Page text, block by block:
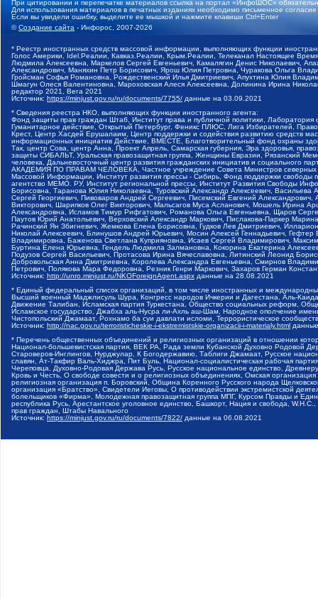
При цитировании и перепечатке материалов ссылка на портал «ИнфоШОС»
Для использования материалов в печатных изданиях необходимо письменное
Если вы увидели ошибку, выделите ее мышкой и нажмите клавиши Ctrl+Enter
©Создание сайта - Инфорос, 2007-2026
* Реестр иностранных средств массовой информации, выполняющих функции
Голос Америки, Idel.Реалии, Кавказ.Реалии, Крым.Реалии, Телеканал Настоящее
Людмила Алексеевна, Маркелов Сергей Евгеньевич, Камалягин Денис Николаевич,
Александрович, Маняхин Петр Борисович, Ярош Юлия Петровна, Чуракова Ольга
Гройсман Софья Романовна, Рождественский Илья Дмитриевич, Апухтина Юлия
Шмагун Олеся Валентиновна, Мароховская Алеся Алексеевна, Долинина Ирина
редактор 2021, Вега 2021
Источник: https://minjust.gov.ru/ru/documents/7755/ данные на 03.09.2021
* Сведения реестра НКО, выполняющих функции иностранного агента:
Фонд защиты прав граждан Штаб, Институт права и публичной политики,
Гуманитарное действие, Открытый Петербург, Феникс ПЛЮС, Лига Избирателей,
Крест, Центр Хасдей Ерушалаим, Центр поддержки и содействия развитию средств
информационных инициатив Действие, ВМЕСТЕ, Благотворительный фонд охраны
Так, центр Сова, центр Анна, Проект Апрель, Самарская губерния, Эра здоровья,
защиты СИБАЛЬТ, Уральская правозащитная группа, Женщины Евразии, Рязанский
человека, Дальневосточный центр развития гражданских инициатив и социального
АКАДЕМИЯ ПО ПРАВАМ ЧЕЛОВЕКА, Частное учреждение Совета Министров северных
Массовой Информации, Институт развития прессы - Сибирь, Фонд поддержки
агентство МЕМО. РУ, Институт региональной прессы, Институт Развития Свободы
Борисовна, Таранова Юлия Николаевна, Туровский Александр Алексеевич,
Сергей Георгиевич, Пивоваров Андрей Сергеевич, Писемский Евгений
Викторович, Шарипков Олег Викторович, Мальсагов Муса Асланович, Мошель Ирина
Александровна, Исламов Тимур Рифгатович, Романова Ольга Евгеньевна, Щаров
Паутов Юрий Анатольевич, Верховский Александр Маркович, Пислакова-Паркер
Рачинский Ян Збигневич, Жемкова Елена Борисовна, Гудков Лев Дмитриевич,
Николай Алексеевич, Блинушов Андрей Юрьевич, Мосин Алексей Геннадьевич,
Владимировна, Баженова Светлана Куприяновна, Исаев Сергей Владимирович,
Буртина Елена Юрьевна, Гендель Людмила Залмановна, Кокорина Екатерина
Подузов Сергей Васильевич, Протасова Ирина Вячеславовна, Литинский Леонид
Добровольская Анна Дмитриевна, Королева Александра Евгеньевна, Смирнов
Петрович, Полякова Мара Федоровна, Резник Генри Маркович, Захаров Герман
Источник: http://unro.minjust.ru/NKOForeignAgent.aspx данные на 28.08.2021
* Единый федеральный список организаций, в том числе иностранных и
Высший военный Маджлисуль Шура, Конгресс народов Ичкерии и Дагестана, Аль-
Движение Талибан, Исламская партия Туркестана, Общество социальных реформ,
Исламское государство, Джабха аль-Нусра ли-Ахль аш-Шам, Народное ополчение
Чистопольский Джамаат, Рохнамо ба суи давлати исломи, Террористическое
Источник: http://nac.gov.ru/terroristicheskie-i-ekstremistskie-organizacii-i-materialy.html
* Перечень общественных объединений и религиозных организаций в отношении
Национал-большевистская партия, ВЕК РА, Рада земли Кубанской Духовно Родовой
Староверов-Инглингов, Нурджулар, К Богодержавию, Таблиги Джамаат, Русское
славян, Ат-Такфир Валь-Хиджра, Пит Буль, Национал-социалистическая рабочая
Череповца, Духовно-Родовая Держава Русь, Русское национальное единство,
Кровь и Честь, О свободе совести и о религиозных объединениях, Омская
религиозная организация п. Боровский, Община Коренного Русского народа
организация «Братство», Свидетели Иеговы, О противодействии экстремистской
болельщиков «Фирма», Молодежная правозащитная группа МПГ, Курсом Правды и
республика Русь, Арестантское уголовное единство, Башкорт, Нация и свобода,
прав граждан, Штабы Навального
Источник: https://minjust.gov.ru/ru/documents/7822/ данные на 06.08.2021